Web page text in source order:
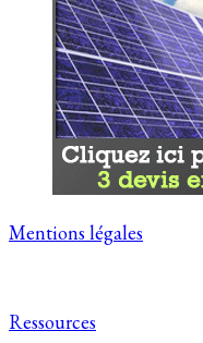
Mentions légales
Ressources